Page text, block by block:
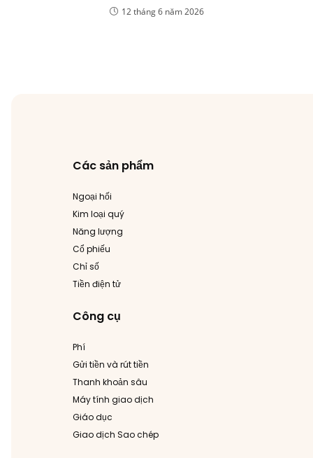
12 tháng 6 năm 2026
Các sản phẩm
Ngoại hối
Kim loại quý
Năng lượng
Cổ phiếu
Chỉ số
Tiền điện tử
Công cụ
Phí
Gửi tiền và rút tiền
Thanh khoản sâu
Máy tính giao dịch
Giáo dục
Giao dịch Sao chép